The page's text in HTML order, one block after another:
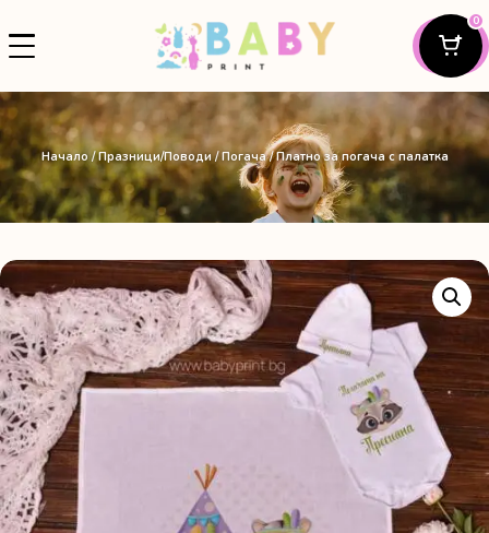
0
Начало/Празници/Поводи/Погача/ Платно за погача с палатка